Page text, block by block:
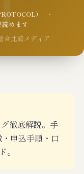
） ·
めます
比較メディア
徹底解説。手
申込手順・口
。